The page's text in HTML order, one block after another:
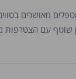
בקליק ישנם 1 מטפלים
שוטף עם הצטרפות